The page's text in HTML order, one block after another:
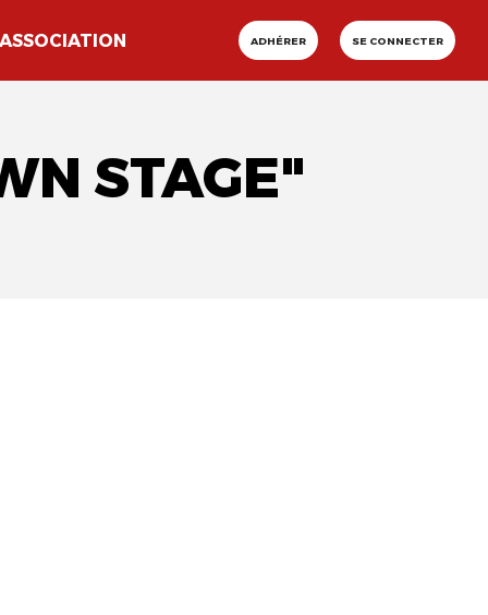
ASSOCIATION ADHÉRER SE CONNECTER
STAGE"